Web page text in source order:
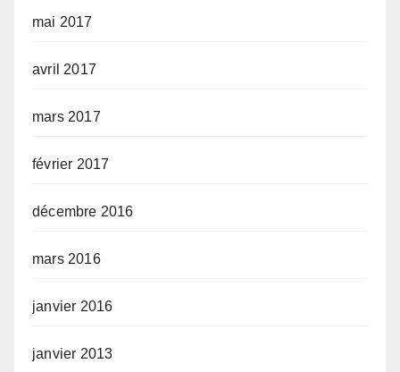
mai 2017
avril 2017
mars 2017
février 2017
décembre 2016
mars 2016
janvier 2016
janvier 2013